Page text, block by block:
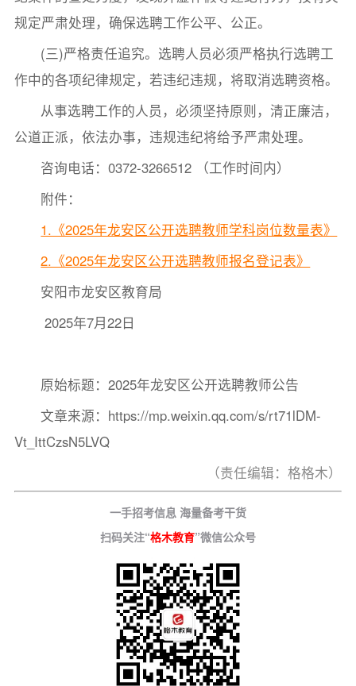
规定严肃处理，确保选聘工作公平、公正。
(三)严格责任追究。选聘人员必须严格执行选聘工
作中的各项纪律规定，若违纪违规，将取消选聘资格。
从事选聘工作的人员，必须坚持原则，清正廉洁，
公道正派，依法办事，违规违纪将给予严肃处理。
咨询电话：0372-3266512 （工作时间内）
附件：
1.《2025年龙安区公开选聘教师学科岗位数量表》
2.《2025年龙安区公开选聘教师报名登记表》
安阳市龙安区教育局
2025年7月22日
原始标题：2025年龙安区公开选聘教师公告
文章来源：https://mp.weixin.qq.com/s/rt71lDM-
Vt_IttCzsN5LVQ
（责任编辑：格格木）
一手招考信息 海量备考干货
扫码关注“格木教育”微信公众号